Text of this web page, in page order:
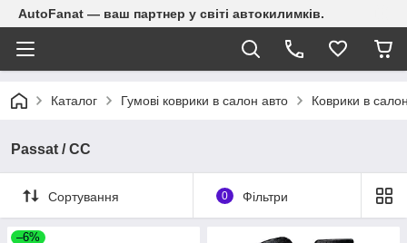
AutoFanat — ваш партнер у світі автокилимків.
Каталог Гумові коврики в салон авто Коврики в
Passat / CC
Сортування 0 Фільтри
–6%